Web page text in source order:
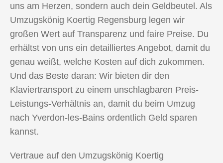
uns am Herzen, sondern auch dein Geldbeutel. Als
Umzugskönig Koertig Regensburg legen wir
großen Wert auf Transparenz und faire Preise. Du
erhältst von uns ein detailliertes Angebot, damit du
genau weißt, welche Kosten auf dich zukommen.
Und das Beste daran: Wir bieten dir den
Klaviertransport zu einem unschlagbaren Preis-
Leistungs-Verhältnis an, damit du beim Umzug
nach Yverdon-les-Bains ordentlich Geld sparen
kannst.
Vertraue auf den Umzugskönig Koertig